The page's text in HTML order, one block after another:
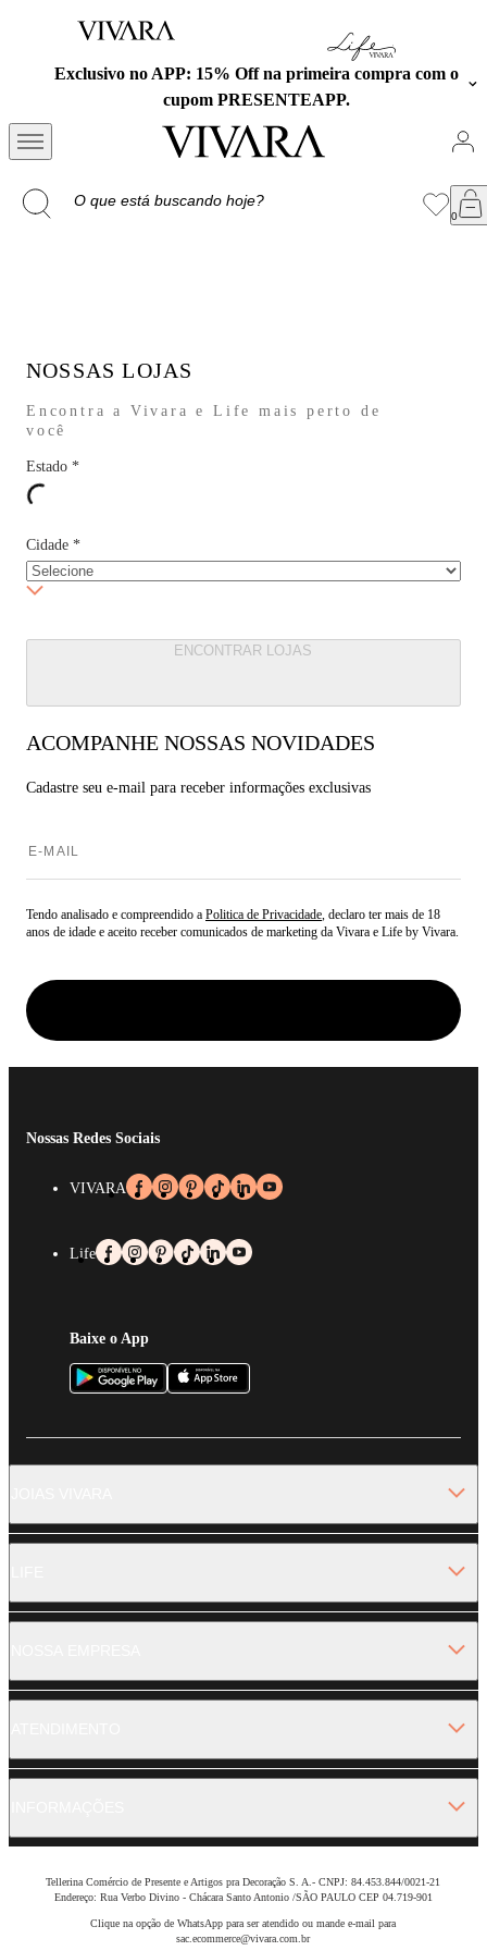
Exclusivo no APP: 15% Off na primeira compra com o
cupom PRESENTEAPP.
NOSSAS LOJAS
Encontra a Vivara e Life mais perto de
você
Estado *
Cidade *
ENCONTRAR LOJAS
ACOMPANHE NOSSAS NOVIDADES
Cadastre seu e-mail para receber informações exclusivas
Tendo analisado e compreendido a Politica de Privacidade, declaro ter mais de 18
anos de idade e aceito receber comunicados de marketing da Vivara e Life by Vivara.
Nossas Redes Sociais
VIVARA
Life
Baixe o App
Tellerina Comércio de Presente e Artigos pra Decoração S. A.- CNPJ: 84.453.844/0021-21
Endereço: Rua Verbo Divino - Chácara Santo Antonio /SÃO PAULO CEP 04.719-901
Clique na opção de WhatsApp para ser atendido ou mande e-mail para
sac.ecommerce@vivara.com.br